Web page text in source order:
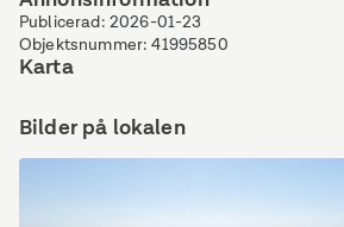
Publicerad: 2026-01-23
Objektsnummer:41995850
Karta
Bilder på lokalen